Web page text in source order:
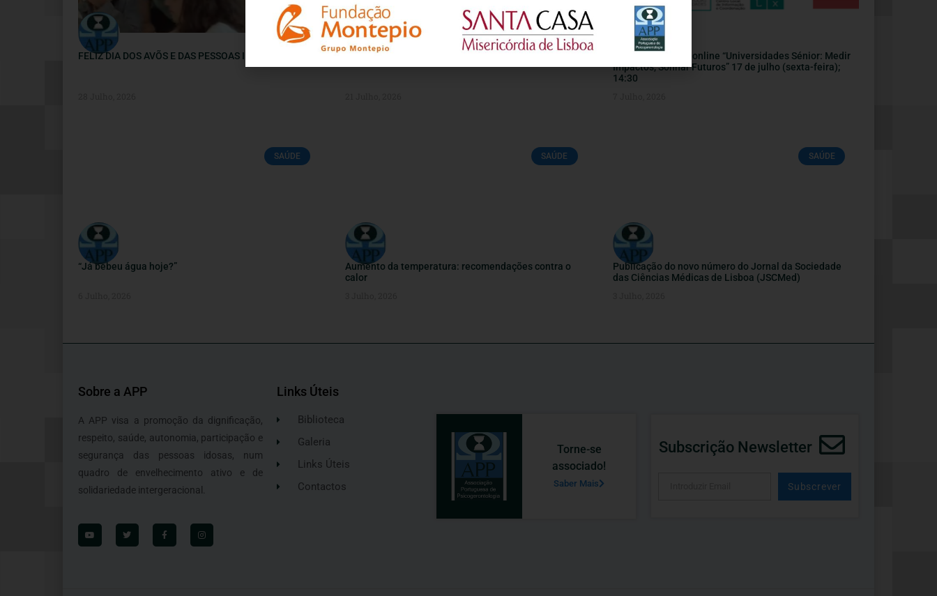
FELIZ DIA DOS AVÕS E DAS PESSOAS IDOSAS GUIA PRÁTICO – SUBSÍDIO DE DOENÇA
Convite | Webinar online “Universidades Sénior: Medir
Impactos, Sonhar Futuros” 17 de julho (sexta-feira);
14:30
SAÚDE
“Já bebeu água hoje?”
SAÚDE
Aumento da temperatura: recomendações contra o
calor
SAÚDE
Publicação do novo número do Jornal da Sociedade
das Ciências Médicas de Lisboa (JSCMed)
Sobre a APP
A APP visa a promoção da dignificação,
respeito, saúde, autonomia, participação e
segurança das pessoas idosas, num
quadro de envelhecimento ativo e de
solidariedade intergeracional.
Links Úteis
Biblioteca
Galeria
Links Úteis
Contactos
Torne-se
associado!
Saber Mais
Subscrição Newsletter
Subscrever